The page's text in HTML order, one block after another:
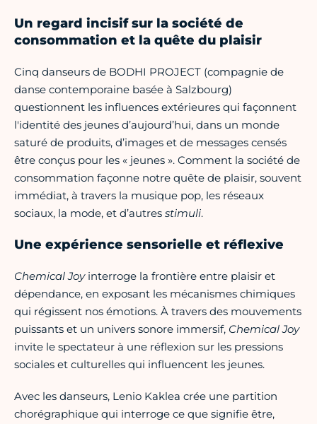
Un regard incisif sur la société de
consommation et la quête du plaisir
Cinq danseurs de BODHI PROJECT (compagnie de
danse contemporaine basée à Salzbourg)
questionnent les influences extérieures qui façonnent
l'identité des jeunes d’aujourd’hui, dans un monde
saturé de produits, d’images et de messages censés
être conçus pour les « jeunes ». Comment la société de
consommation façonne notre quête de plaisir, souvent
immédiat, à travers la musique pop, les réseaux
sociaux, la mode, et d’autres stimuli.
Une expérience sensorielle et réflexive
Chemical Joyinterroge la frontière entre plaisir et
dépendance, en exposant les mécanismes chimiques
qui régissent nos émotions. À travers des mouvements
puissants et un univers sonore immersif, Chemical Joy
invite le spectateur à une réflexion sur les pressions
sociales et culturelles qui influencent les jeunes.
Avec les danseurs, Lenio Kaklea crée une partition
chorégraphique qui interroge ce que signifie être,